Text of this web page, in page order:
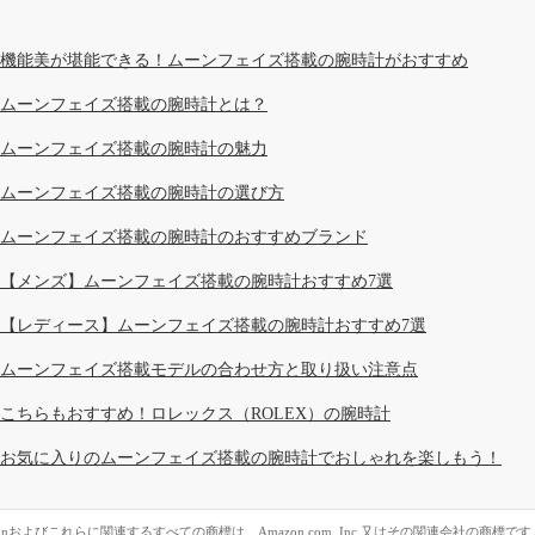
機能美が堪能できる！ムーンフェイズ搭載の腕時計がおすすめ
ムーンフェイズ搭載の腕時計とは？
ムーンフェイズ搭載の腕時計の魅力
ムーンフェイズ搭載の腕時計の選び方
ムーンフェイズ搭載の腕時計のおすすめブランド
【メンズ】ムーンフェイズ搭載の腕時計おすすめ7選
【レディース】ムーンフェイズ搭載の腕時計おすすめ7選
ムーンフェイズ搭載モデルの合わせ方と取り扱い注意点
こちらもおすすめ！ロレックス（ROLEX）の腕時計
お気に入りのムーンフェイズ搭載の腕時計でおしゃれを楽しもう！
およびこれらに関連するすべての商標は、Amazon.com, Inc.又はその関連会社の商標です